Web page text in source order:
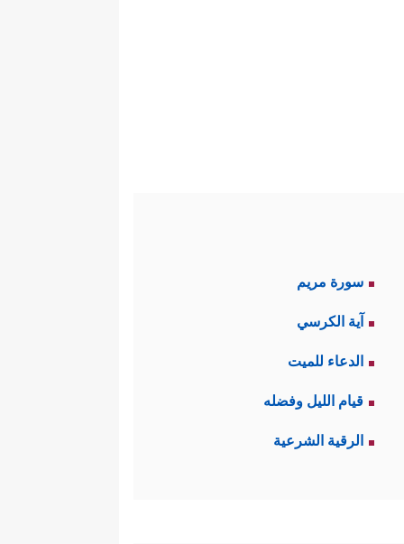
سورة مريم
آية الكرسي
الدعاء للميت
قيام الليل وفضله
الرقية الشرعية